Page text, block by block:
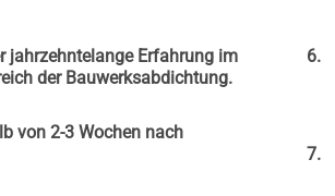
jahrzehntelange Erfahrung im
der Bauwerksabdichtung.
von 2-3 Wochen nach